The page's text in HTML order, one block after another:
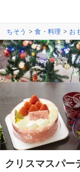
ちそう >食・料理 > お
クリスマスパー